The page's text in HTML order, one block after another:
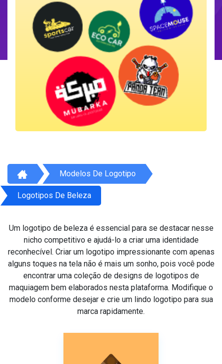
Modelos De Logotipo
Logotipos De Beleza
Um logotipo de beleza é essencial para se destacar nesse
nicho competitivo e ajudá-lo a criar uma identidade
reconhecível. Criar um logotipo impressionante com apenas
alguns toques na tela não é mais um sonho, pois você pode
encontrar uma coleção de designs de logotipos de
maquiagem bem elaborados nesta plataforma. Modifique o
modelo conforme desejar e crie um lindo logotipo para sua
marca rapidamente.